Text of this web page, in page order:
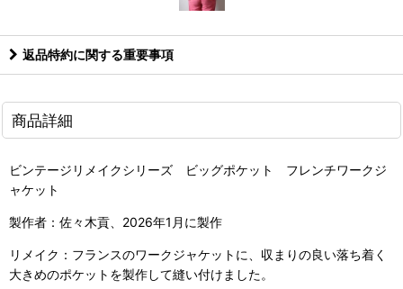
返品特約に関する重要事項
商品詳細
ビンテージリメイクシリーズ ビッグポケット フレンチワークジ
ャケット
製作者：佐々木貢、2026年1月に製作
リメイク：フランスのワークジャケットに、収まりの良い落ち着く
大きめのポケットを製作して縫い付けました。